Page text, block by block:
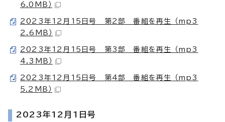
6.0MB）
2023年12月15日号 第2部 番組を再生 （mp3
2.6MB）
2023年12月15日号 第3部 番組を再生 （mp3
4.3MB）
2023年12月15日号 第4部 番組を再生 （mp3
5.2MB）
2023年12月1日号